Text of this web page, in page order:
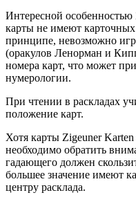
Интересной особенностью
карты не имеют
принципе, невозможно
(оракулов Ленорман и
номера карт, что может
нумерологии.
При чтении в раскладах
положение карт.
Хотя карты Zigeuner Karten
необходимо обратить
гадающего должен
большее значение имеют
центру расклада.